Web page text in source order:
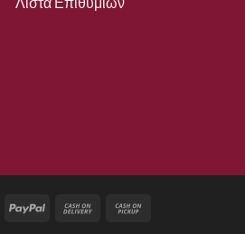
MasterCardPayPal
Cash